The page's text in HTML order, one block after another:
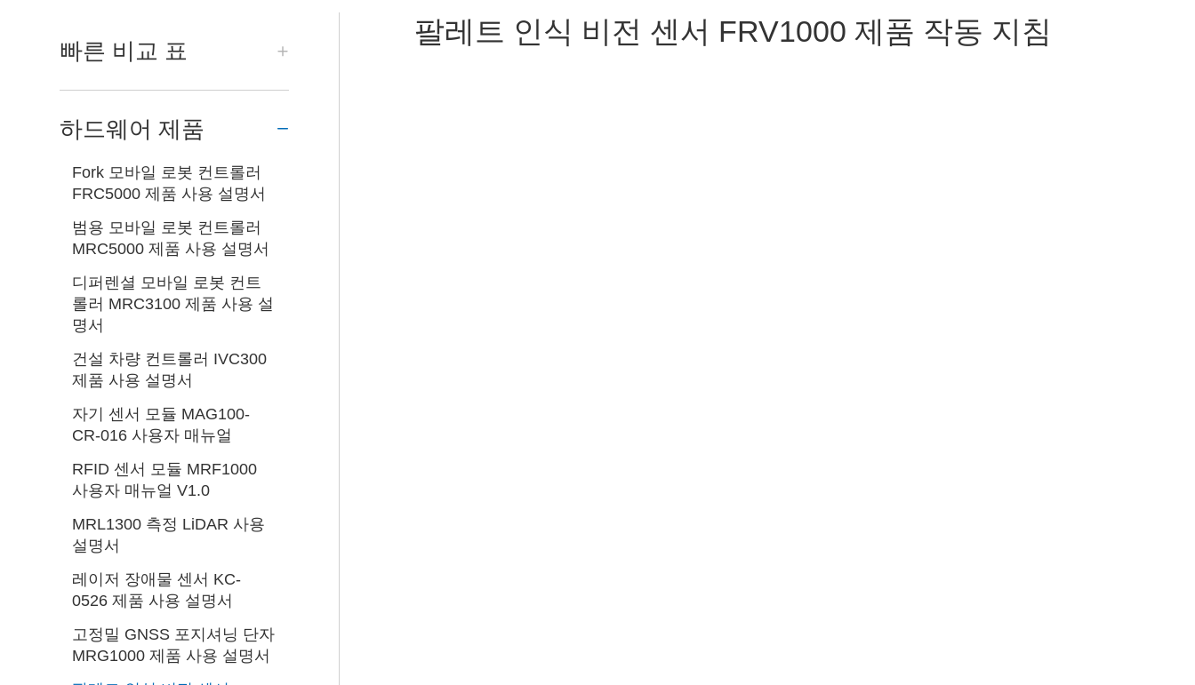
빠른 비교 표
하드웨어 제품
Fork 모바일 로봇 컨트롤러
FRC5000 제품 사용 설명서
범용 모바일 로봇 컨트롤러
MRC5000 제품 사용 설명서
디퍼렌셜 모바일 로봇 컨트
롤러 MRC3100 제품 사용 설
명서
건설 차량 컨트롤러 IVC300
제품 사용 설명서
자기 센서 모듈 MAG100-
CR-016 사용자 매뉴얼
RFID 센서 모듈 MRF1000
사용자 매뉴얼 V1.0
MRL1300 측정 LiDAR 사용
설명서
레이저 장애물 센서 KC-
0526 제품 사용 설명서
고정밀 GNSS 포지셔닝 단자
MRG1000 제품 사용 설명서
팔레트 인식 비전 센서 FRV1000 제품 작동 지침